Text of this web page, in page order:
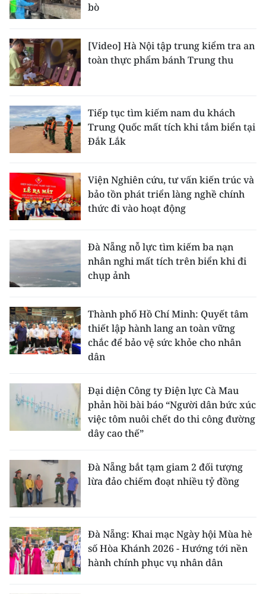
bò
[Video] Hà Nội tập trung kiểm tra an
toàn thực phẩm bánh Trung thu
Tiếp tục tìm kiếm nam du khách
Trung Quốc mất tích khi tắm biển tại
Đắk Lắk
Viện Nghiên cứu, tư vấn kiến trúc và
bảo tồn phát triển làng nghề chính
thức đi vào hoạt động
Đà Nẵng nỗ lực tìm kiếm ba nạn
nhân nghi mất tích trên biển khi đi
chụp ảnh
Thành phố Hồ Chí Minh: Quyết tâm
thiết lập hành lang an toàn vững
chắc để bảo vệ sức khỏe cho nhân
dân
Đại diện Công ty Điện lực Cà Mau
phản hồi bài báo “Người dân bức xúc
việc tôm nuôi chết do thi công đường
dây cao thế”
Đà Nẵng bắt tạm giam 2 đối tượng
lừa đảo chiếm đoạt nhiều tỷ đồng
Đà Nẵng: Khai mạc Ngày hội Mùa hè
số Hòa Khánh 2026 - Hướng tới nền
hành chính phục vụ nhân dân